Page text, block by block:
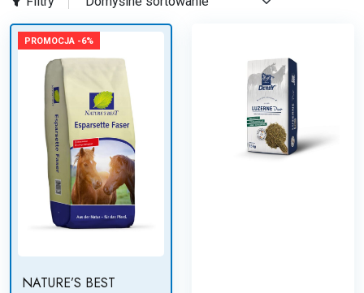
PROMOCJA -6%
NATURE’S BEST